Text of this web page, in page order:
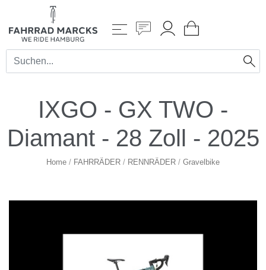
IXGO - GX TWO -
Diamant - 28 Zoll - 2025
Home / FAHRRÄDER / RENNRÄDER / Gravelbike